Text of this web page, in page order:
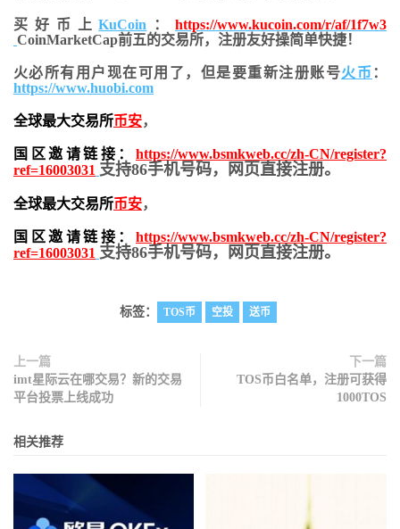
买好币上KuCoin ：https://www.kucoin.com/r/af/1f7w3
CoinMarketCap前五的交易所，注册友好操简单快捷！
火必所有用户现在可用了，但是要重新注册账号火币 ：
https://www.huobi.com
全球最大交易所币安，
国区邀请链接： https://www.bsmkweb.cc/zh-CN/register?
ref=16003031 支持86手机号码，网页直接注册。
全球最大交易所币安，
国区邀请链接： https://www.bsmkweb.cc/zh-CN/register?
ref=16003031 支持86手机号码，网页直接注册。
标签： TOS币 空投 送币
上一篇
imt星际云在哪交易？新的交易
平台投票上线成功
下一篇
TOS币白名单，注册可获得
1000TOS
相关推荐